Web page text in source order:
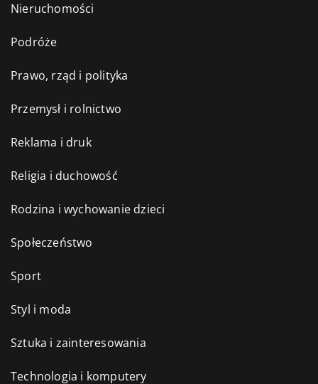
Nieruchomości
Podróże
Prawo, rząd i polityka
Przemysł i rolnictwo
Reklama i druk
Religia i duchowość
Rodzina i wychowanie dzieci
Społeczeństwo
Sport
Styl i moda
Sztuka i zainteresowania
Technologia i komputery